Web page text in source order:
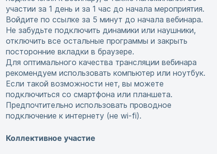
участии за 1 день и за 1 час до начала мероприятия.
Войдите по ссылке за 5 минут до начала вебинара.
Не забудьте подключить динамики или наушники,
отключить все остальные программы и закрыть
посторонние вкладки в браузере.
Для оптимального качества трансляции вебинара
рекомендуем использовать компьютер или ноутбук.
Если такой возможности нет, вы можете
подключиться со смартфона или планшета.
Предпочтительно использовать проводное
подключение к интернету (не wi-fi).
Коллективное участие